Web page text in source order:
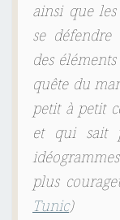
ainsi que
se défendre
des
quête du
petit à petit
et qui sait
plus
Tunic)